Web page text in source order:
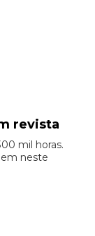
revista
mil horas.
neste